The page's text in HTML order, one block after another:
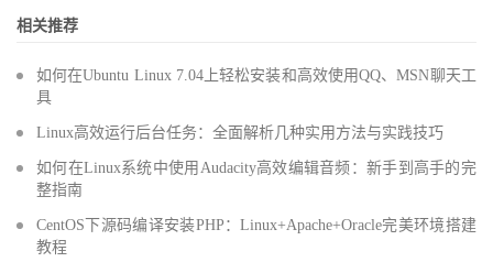
相关推荐
如何在Ubuntu Linux 7.04上轻松安装和高效使用QQ、MSN聊天工
具
Linux高效运行后台任务：全面解析几种实用方法与实践技巧
如何在Linux系统中使用Audacity高效编辑音频：新手到高手的完
整指南
CentOS下源码编译安装PHP：Linux+Apache+Oracle完美环境搭建
教程